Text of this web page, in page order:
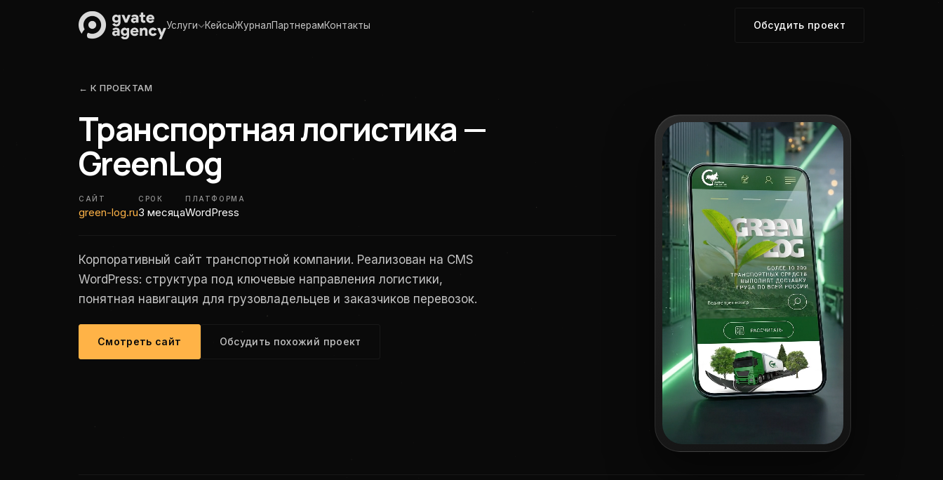
Услуги КейсыЖурналПартнерамКонтакты Обсудить проект
← К ПРОЕКТАМ
Транспортная логистика —
GreenLog
САЙТ
green-log.ru
СРОК
3 месяца
ПЛАТФОРМА
WordPress
Корпоративный сайт транспортной компании. Реализован на CMS
WordPress: структура под ключевые направления логистики,
понятная навигация для грузовладельцев и заказчиков перевозок.
Смотреть сайт Обсудить похожий проект